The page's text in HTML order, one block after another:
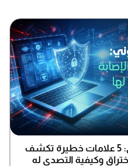
الاختراق الإلكتروني: 5 علامات خطيرة تكشف
وكيفية التصدي له